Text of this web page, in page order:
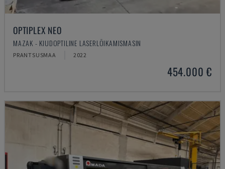
OPTIPLEX NEO
MAZAK - KIUDOPTILINE LASERLÕIKAMISMASIN
PRANTSUSMAA 2022
454.000 €